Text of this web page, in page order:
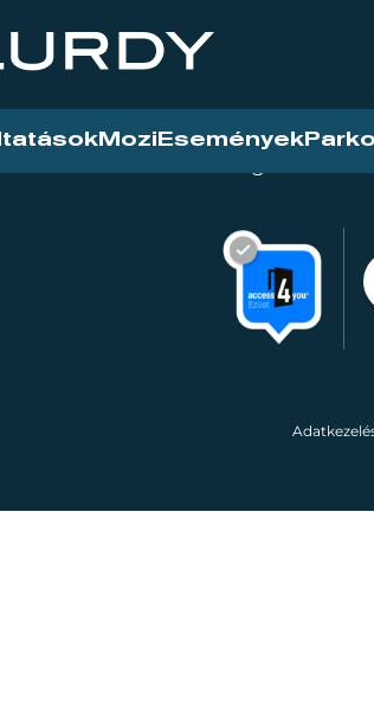
Mozi Események